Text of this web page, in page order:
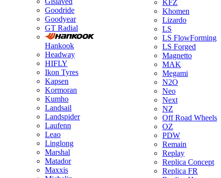
Goodride
Goodyear
GT Radial
Hankook
Headway
HIFLY
Ikon Tyres
Kapsen
Kormoran
Kumho
Landsail
Landspider
Laufenn
Leao
Linglong
Marshal
Matador
Maxxis
KFZ
Khomen
Lizardo
LS
LS FlowForming
LS Forged
Magnetto
MAK
Megami
N2O
Neo
Next
NZ
Off Road Wheels
OZ
PDW
Remain
Replay
Replica Concept
Replica FR